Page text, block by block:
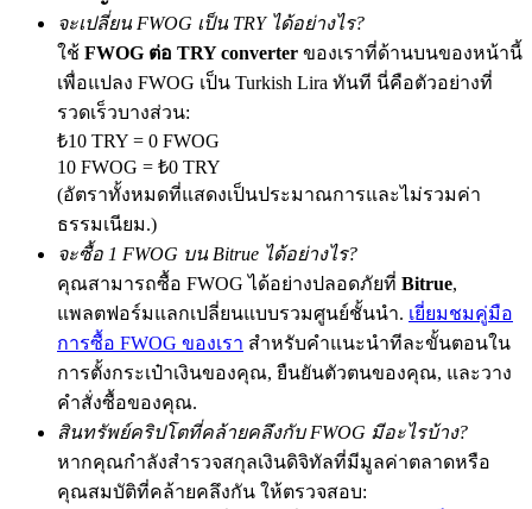
Exclusive for BitMart Users
Register & Trade to Win 500,000 USDT
Precious Metals Trading Carnival
Trade Gold & Silver · 33,333 USDT Bonus
USDT New User Exclusive 10% APR
USDT Flexible Staking | Daily Rewards
จะเปลี่ยน FWOG เป็น TRY ได้อย่างไร?
ใช้ FWOG ต่อ TRY converter ของเราที่ด้านบนของหน้านี้
เพื่อแปลง FWOG เป็น Turkish Lira ทันที นี่คือตัวอย่างที่
รวดเร็วบางส่วน:
₺10 TRY = 0 FWOG
10 FWOG = ₺0 TRY
(อัตราทั้งหมดที่แสดงเป็นประมาณการและไม่รวมค่า
ธรรมเนียม.)
จะซื้อ 1 FWOG บน Bitrue ได้อย่างไร?
คุณสามารถซื้อ FWOG ได้อย่างปลอดภัยที่ Bitrue,
แพลตฟอร์มแลกเปลี่ยนแบบรวมศูนย์ชั้นนำ. เยี่ยมชมคู่มือ
การซื้อ FWOG ของเรา สำหรับคำแนะนำทีละขั้นตอนใน
การตั้งกระเป๋าเงินของคุณ, ยืนยันตัวตนของคุณ, และวาง
คำสั่งซื้อของคุณ.
สินทรัพย์คริปโตที่คล้ายคลึงกับ FWOG มีอะไรบ้าง?
หากคุณกำลังสำรวจสกุลเงินดิจิทัลที่มีมูลค่าตลาดหรือ
คุณสมบัติที่คล้ายคลึงกัน ให้ตรวจสอบ: